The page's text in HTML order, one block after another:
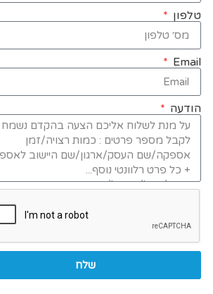
טלפון
Email
הודעה
שלח